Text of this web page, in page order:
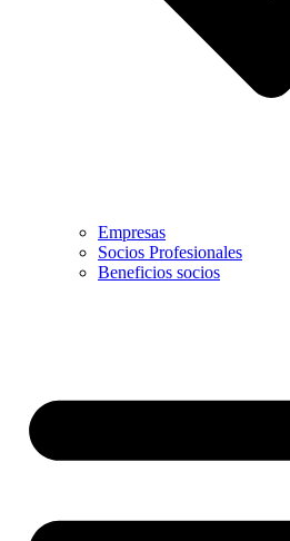
Empresas
Socios Profesionales
Beneficios socios